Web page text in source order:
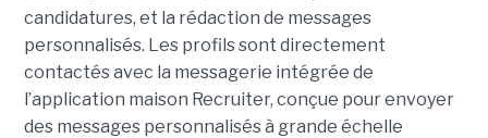
candidatures, et la rédaction de messages
personnalisés. Les profils sont directement
contactés avec la messagerie intégrée de
l’application maison Recruiter, conçue pour envoyer
des messages personnalisés à grande échelle